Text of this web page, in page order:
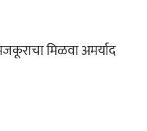
मिळवा अमर्याद